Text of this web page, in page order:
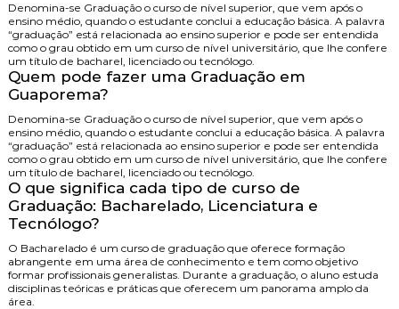
Denomina-se Graduação o curso de nível superior, que vem após o
ensino médio, quando o estudante conclui a educação básica. A palavra
“graduação” está relacionada ao ensino superior e pode ser entendida
como o grau obtido em um curso de nível universitário, que lhe confere
um título de bacharel, licenciado ou tecnólogo.
Quem pode fazer uma Graduação em
Guaporema?
Denomina-se Graduação o curso de nível superior, que vem após o
ensino médio, quando o estudante conclui a educação básica. A palavra
“graduação” está relacionada ao ensino superior e pode ser entendida
como o grau obtido em um curso de nível universitário, que lhe confere
um título de bacharel, licenciado ou tecnólogo.
O que significa cada tipo de curso de
Graduação: Bacharelado, Licenciatura e
Tecnólogo?
O Bachareladoé um curso de graduação que oferece formação
abrangente em uma área de conhecimento e tem como objetivo
formar profissionais generalistas. Durante a graduação, o aluno estuda
disciplinas teóricas e práticas que oferecem um panorama amplo da
área.